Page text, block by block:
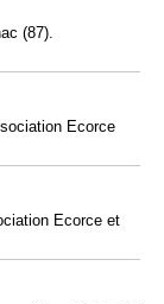
(87).
Ecorce
Ecorce et